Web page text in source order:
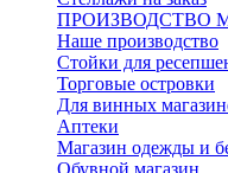
ПРОИЗВОДСТВО
Наше производство
Стойки для
Торговые островки
Для винных
Аптеки
Магазин одежды и
Обувной магазин